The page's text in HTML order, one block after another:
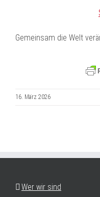
Gemeinsam die Welt
16. März 2026
Wer wir sind